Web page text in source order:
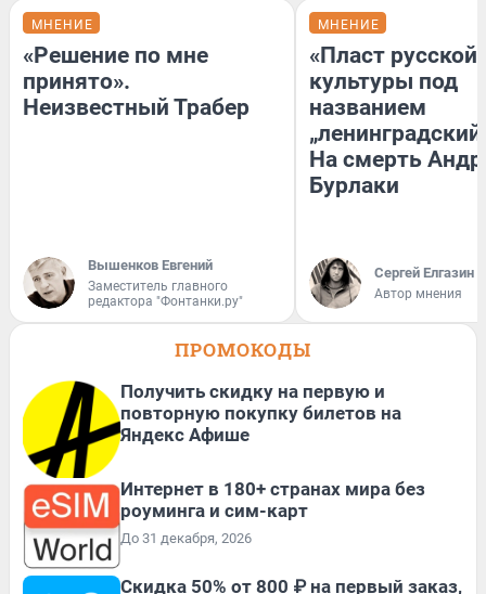
МНЕНИЕ
«Решение по мне
принято».
Неизвестный Трабер
Вышенков Евгений
Заместитель главного
редактора "Фонтанки.ру"
МНЕНИЕ
«Пласт русской
культуры под
названием
На смерть
Бурлаки
Сергей Елгазин
Автор мнения
ПРОМОКОДЫ
Получить скидку на первую и
повторную покупку билетов на
Яндекс Афише
Интернет в 180+ странах мира без
роуминга и сим-карт
До 31 декабря, 2026
Скидка 50% от 800 ₽ на первый заказ,